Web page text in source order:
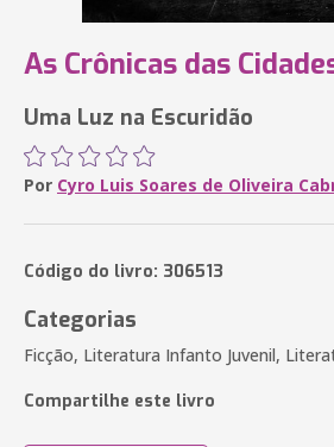
As Crônicas das
Uma Luz na Escuridão
Por Cyro Luis Soares de Oliveira
Código do livro: 306513
Categorias
Ficção, Literatura Infanto Juvenil,
Compartilhe este livro